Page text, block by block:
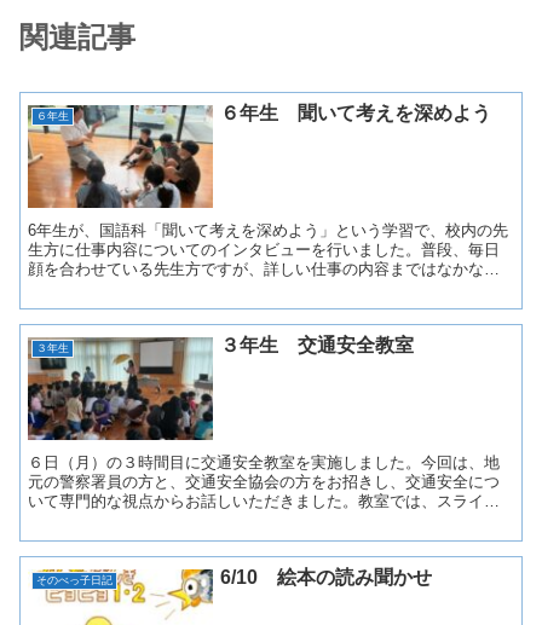
関連記事
６年生 ６年生 聞いて考えを深めよう
6年生が、国語科「聞いて考えを深めよう」という学習で、校内の先
生方に仕事内容についてのインタビューを行いました。普段、毎日
顔を合わせている先生方ですが、詳しい仕事の内容まではなかなか
３年生 ３年生 交通安全教室
６日（月）の３時間目に交通安全教室を実施しました。今回は、地
元の警察署員の方と、交通安全協会の方をお招きし、交通安全につ
いて専門的な視点からお話しいただきました。教室では、スライド
そのべっ子日記 6/10 絵本の読み聞かせ